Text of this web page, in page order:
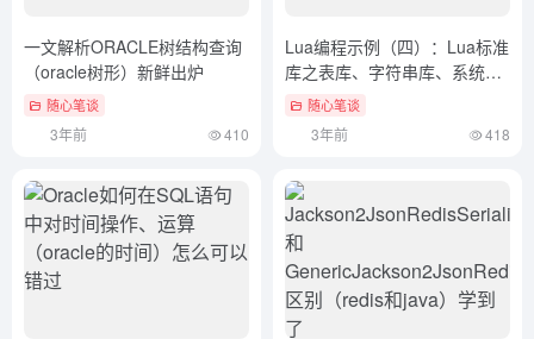
一文解析ORACLE树结构查询
（oracle树形）新鲜出炉
随心笔谈
3年前 410
Lua编程示例（四）：Lua标准
库之表库、字符串库、系统库
（lua表操作）学会了吗
随心笔谈
3年前 418